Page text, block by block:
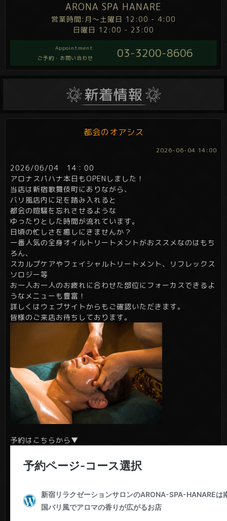
ARONA SPA HANARE
営業時間:月～土曜日 12:00 - 4:00
日曜日 12:00 - 23:00
Appointment
ご予約・お問い合わせ
03-3200-8606
都会のオアシス
2026-06-04 14:00
2026/06/04 14：00
アロナスパハナ本日もOPENしました！
当店は新宿歌舞伎町にありながら、
バリ風店内に足を踏み入れると
都会の喧騒を忘れさせるような
ゆったりとした時間が流れています。
日頃の忙しさを癒しにきませんか？
一番人気の全身オイルトリートメントがおススメなのはもち
ろん、
スカルプケアやフェイシャルトリートメント、リフレックス
ソロジー等
お一人お一人のお疲れに合わせた部位にフォーカスできるよ
うなメニューも豊富！
詳しくはウェブサイトからもご確認いただきます。
皆様のご来店お待ちしております。
予約はこちらから▼